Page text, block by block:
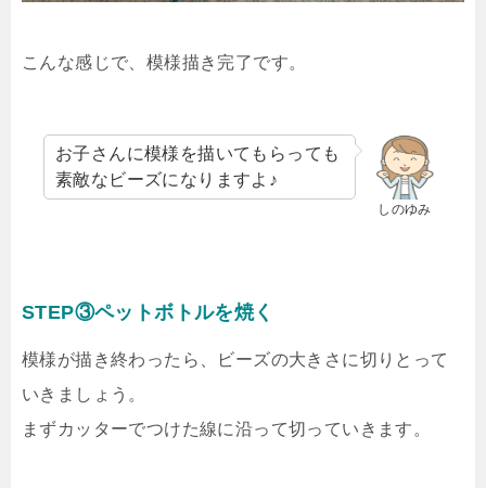
こんな感じで、模様描き完了です。
しのゆみ
お子さんに模様を描いてもらっても
素敵なビーズになりますよ♪
STEP③ペットボトルを焼く
模様が描き終わったら、ビーズの大きさに切りとって
いきましょう。
まずカッターでつけた線に沿って切っていきます。